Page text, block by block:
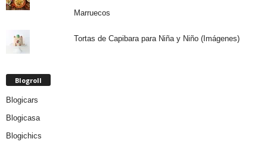
Marruecos
Tortas de Capibara para Niña y Niño (Imágenes)
Blogroll
Blogicars
Blogicasa
Blogichics